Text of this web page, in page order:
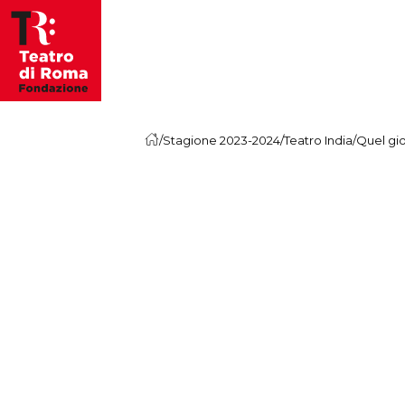
Vai al contenuto
/Stagione 2023-2024/Teatro India/Quel